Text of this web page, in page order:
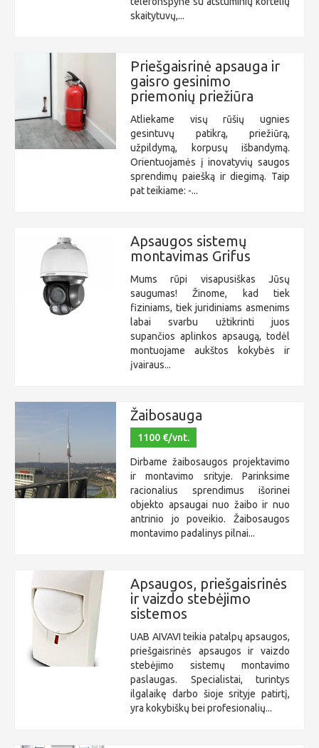
skaitytuvų,...
Priešgaisrinė apsauga ir
gaisro gesinimo
priemonių priežiūra
Atliekame visų rūšių ugnies
gesintuvų patikrą, priežiūrą,
užpildymą, korpusų išbandymą.
Orientuojamės į inovatyvių saugos
sprendimų paiešką ir diegimą. Taip
pat teikiame: -...
Apsaugos sistemų
montavimas Grifus
Mums rūpi visapusiškas Jūsų
saugumas! Žinome, kad tiek
fiziniams, tiek juridiniams asmenims
labai svarbu užtikrinti juos
supančios aplinkos apsaugą, todėl
montuojame aukštos kokybės ir
įvairaus...
Žaibosauga
1100 €/vnt.
Dirbame žaibosaugos projektavimo
ir montavimo srityje. Parinksime
racionalius sprendimus išorinei
objekto apsaugai nuo žaibo ir nuo
antrinio jo poveikio. Žaibosaugos
montavimo padalinys pilnai...
Apsaugos, priešgaisrinės
ir vaizdo stebėjimo
sistemos
UAB AIVAVI teikia patalpų apsaugos,
priešgaisrinės apsaugos ir vaizdo
stebėjimo sistemų montavimo
paslaugas. Specialistai, turintys
ilgalaikę darbo šioje srityje patirtį,
yra kokybiškų bei profesionalių...